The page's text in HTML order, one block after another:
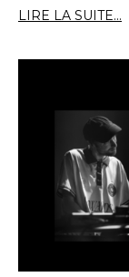
LIRE LA SUITE...